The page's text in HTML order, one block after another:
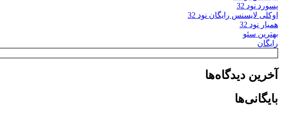
پسورد نود 32
اوکلی لایسنس رایگان نود 32
همیار نود 32
بهترین سئو
رایگان
آخرین دیدگاه‌ها
بایگانی‌ها